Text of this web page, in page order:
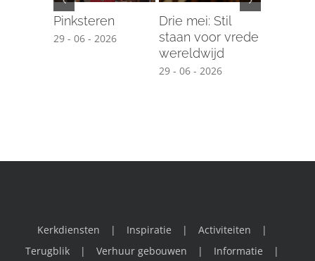
Pinksteren
29 - 06 - 2026
Drie mei: Stil
staan voor vrede
wereldwijd
29 - 06 - 2026
Kerkdiensten Inspiratie
Activiteiten
Terugblik
Verhuur gebouwen Informatie